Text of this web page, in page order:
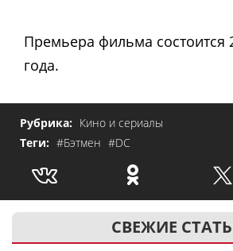
Премьера фильма состоится
года.
Рубрика: Кино и сериалы
Теги: #Бэтмен #DC
СВЕЖИЕ